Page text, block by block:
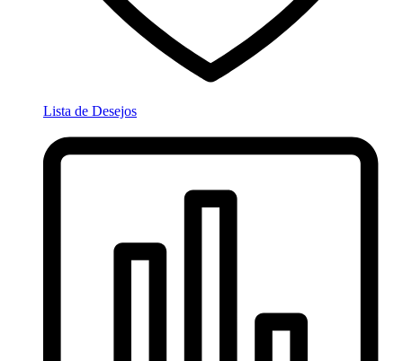
Lista de Desejos